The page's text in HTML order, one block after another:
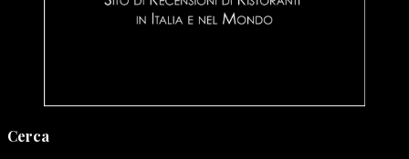
Cerca